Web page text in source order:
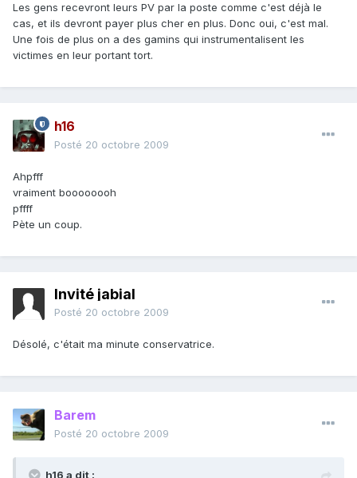
Les gens recevront leurs PV par la poste comme c'est déjà le
cas, et ils devront payer plus cher en plus. Donc oui, c'est mal.
Une fois de plus on a des gamins qui instrumentalisent les
victimes en leur portant tort.
h16
Posté 20 octobre 2009
Ahpfff
vraiment boooooooh
pffff
Pète un coup.
Invité jabial
Posté 20 octobre 2009
Désolé, c'était ma minute conservatrice.
Barem
Posté 20 octobre 2009
h16 a dit :